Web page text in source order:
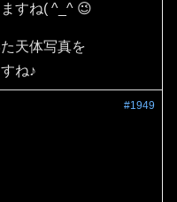
すね( ^_^ 😉
天体写真を
ね♪
#1949